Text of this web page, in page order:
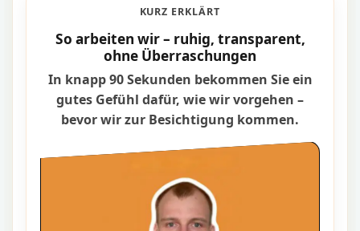
KURZ ERKLÄRT
So arbeiten wir – ruhig, transparent,
ohne Überraschungen
In knapp 90 Sekunden bekommen Sie ein
gutes Gefühl dafür, wie wir vorgehen –
bevor wir zur Besichtigung kommen.